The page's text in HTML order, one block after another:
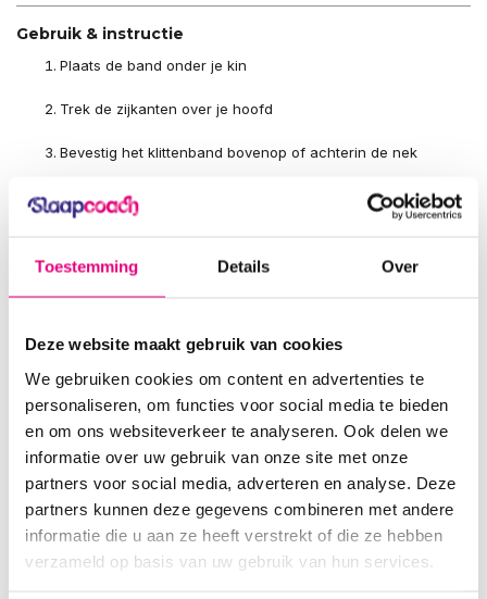
Toestemming Details Over
Deze website maakt gebruik van cookies
We gebruiken cookies om content en advertenties te
personaliseren, om functies voor social media te bieden
en om ons websiteverkeer te analyseren. Ook delen we
informatie over uw gebruik van onze site met onze
partners voor social media, adverteren en analyse. Deze
partners kunnen deze gegevens combineren met andere
informatie die u aan ze heeft verstrekt of die ze hebben
verzameld op basis van uw gebruik van hun services.
Gebruik & instructie
Plaats de band onder je kin
Trek de zijkanten over je hoofd
Bevestig het klittenband bovenop of achterin de nek
Zorg dat de band strak maar comfortabel zit
Veelgestelde vragen
Is dit een speciaal ontworpen kinband voor
tandenknarsen?
Nee, dit is onze beproefde
SleepPro kinband
die we ook
adviseren bij snurken. Door het kaakondersteunend effect is hij
echter ook ideaal om knarsbitjes beter te laten zitten.
Voorkomt deze kinband het tandenknarsen zelf?
Nee. Alleen een knarsbitje beschermt je gebit. Deze kinband helpt